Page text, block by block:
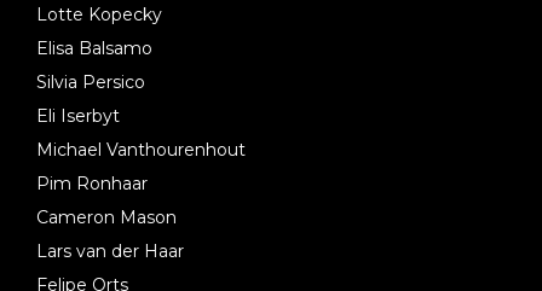
Lotte Kopecky
Elisa Balsamo
Silvia Persico
Eli Iserbyt
Michael Vanthourenhout
Pim Ronhaar
Cameron Mason
Lars van der Haar
Felipe Orts